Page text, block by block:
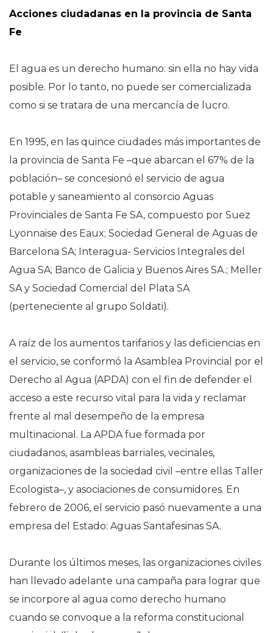
Acciones ciudadanas en la provincia de Santa
Fe
El agua es un derecho humano: sin ella no hay vida
posible. Por lo tanto, no puede ser comercializada
como si se tratara de una mercancía de lucro.
En 1995, en las quince ciudades más importantes de
la provincia de Santa Fe –que abarcan el 67% de la
población– se concesionó el servicio de agua
potable y saneamiento al consorcio Aguas
Provinciales de Santa Fe SA, compuesto por Suez
Lyonnaise des Eaux; Sociedad General de Aguas de
Barcelona SA; Interagua- Servicios Integrales del
Agua SA; Banco de Galicia y Buenos Aires SA.; Meller
SA y Sociedad Comercial del Plata SA
(perteneciente al grupo Soldati).
A raíz de los aumentos tarifarios y las deficiencias en
el servicio, se conformó la Asamblea Provincial por el
Derecho al Agua (APDA) con el fin de defender el
acceso a este recurso vital para la vida y reclamar
frente al mal desempeño de la empresa
multinacional. La APDA fue formada por
ciudadanos, asambleas barriales, vecinales,
organizaciones de la sociedad civil –entre ellas Taller
Ecologista–, y asociaciones de consumidores. En
febrero de 2006, el servicio pasó nuevamente a una
empresa del Estado: Aguas Santafesinas SA.
Durante los últimos meses, las organizaciones civiles
han llevado adelante una campaña para lograr que
se incorpore al agua como derecho humano
cuando se convoque a la reforma constitucional